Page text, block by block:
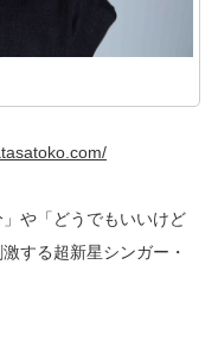
や「どうでもいいけど
する超新星シンガー・